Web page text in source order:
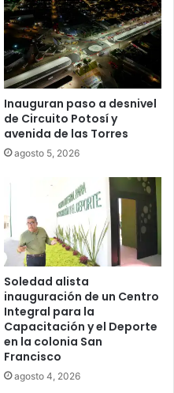
Inauguran paso a desnivel
de Circuito Potosí y
avenida de las Torres
agosto 5, 2026
Soledad alista
inauguración de un Centro
Integral para la
Capacitación y el Deporte
en la colonia San
Francisco
agosto 4, 2026